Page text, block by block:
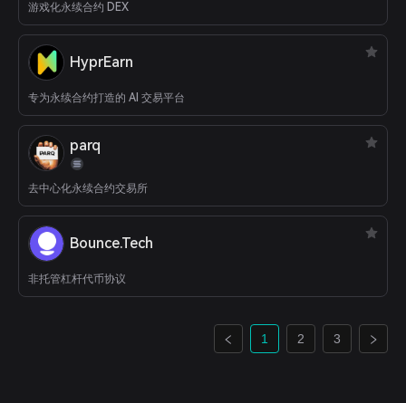
游戏化永续合约 DEX
HyprEarn
专为永续合约打造的 AI 交易平台
parq
去中心化永续合约交易所
Bounce.Tech
非托管杠杆代币协议
1 2 3